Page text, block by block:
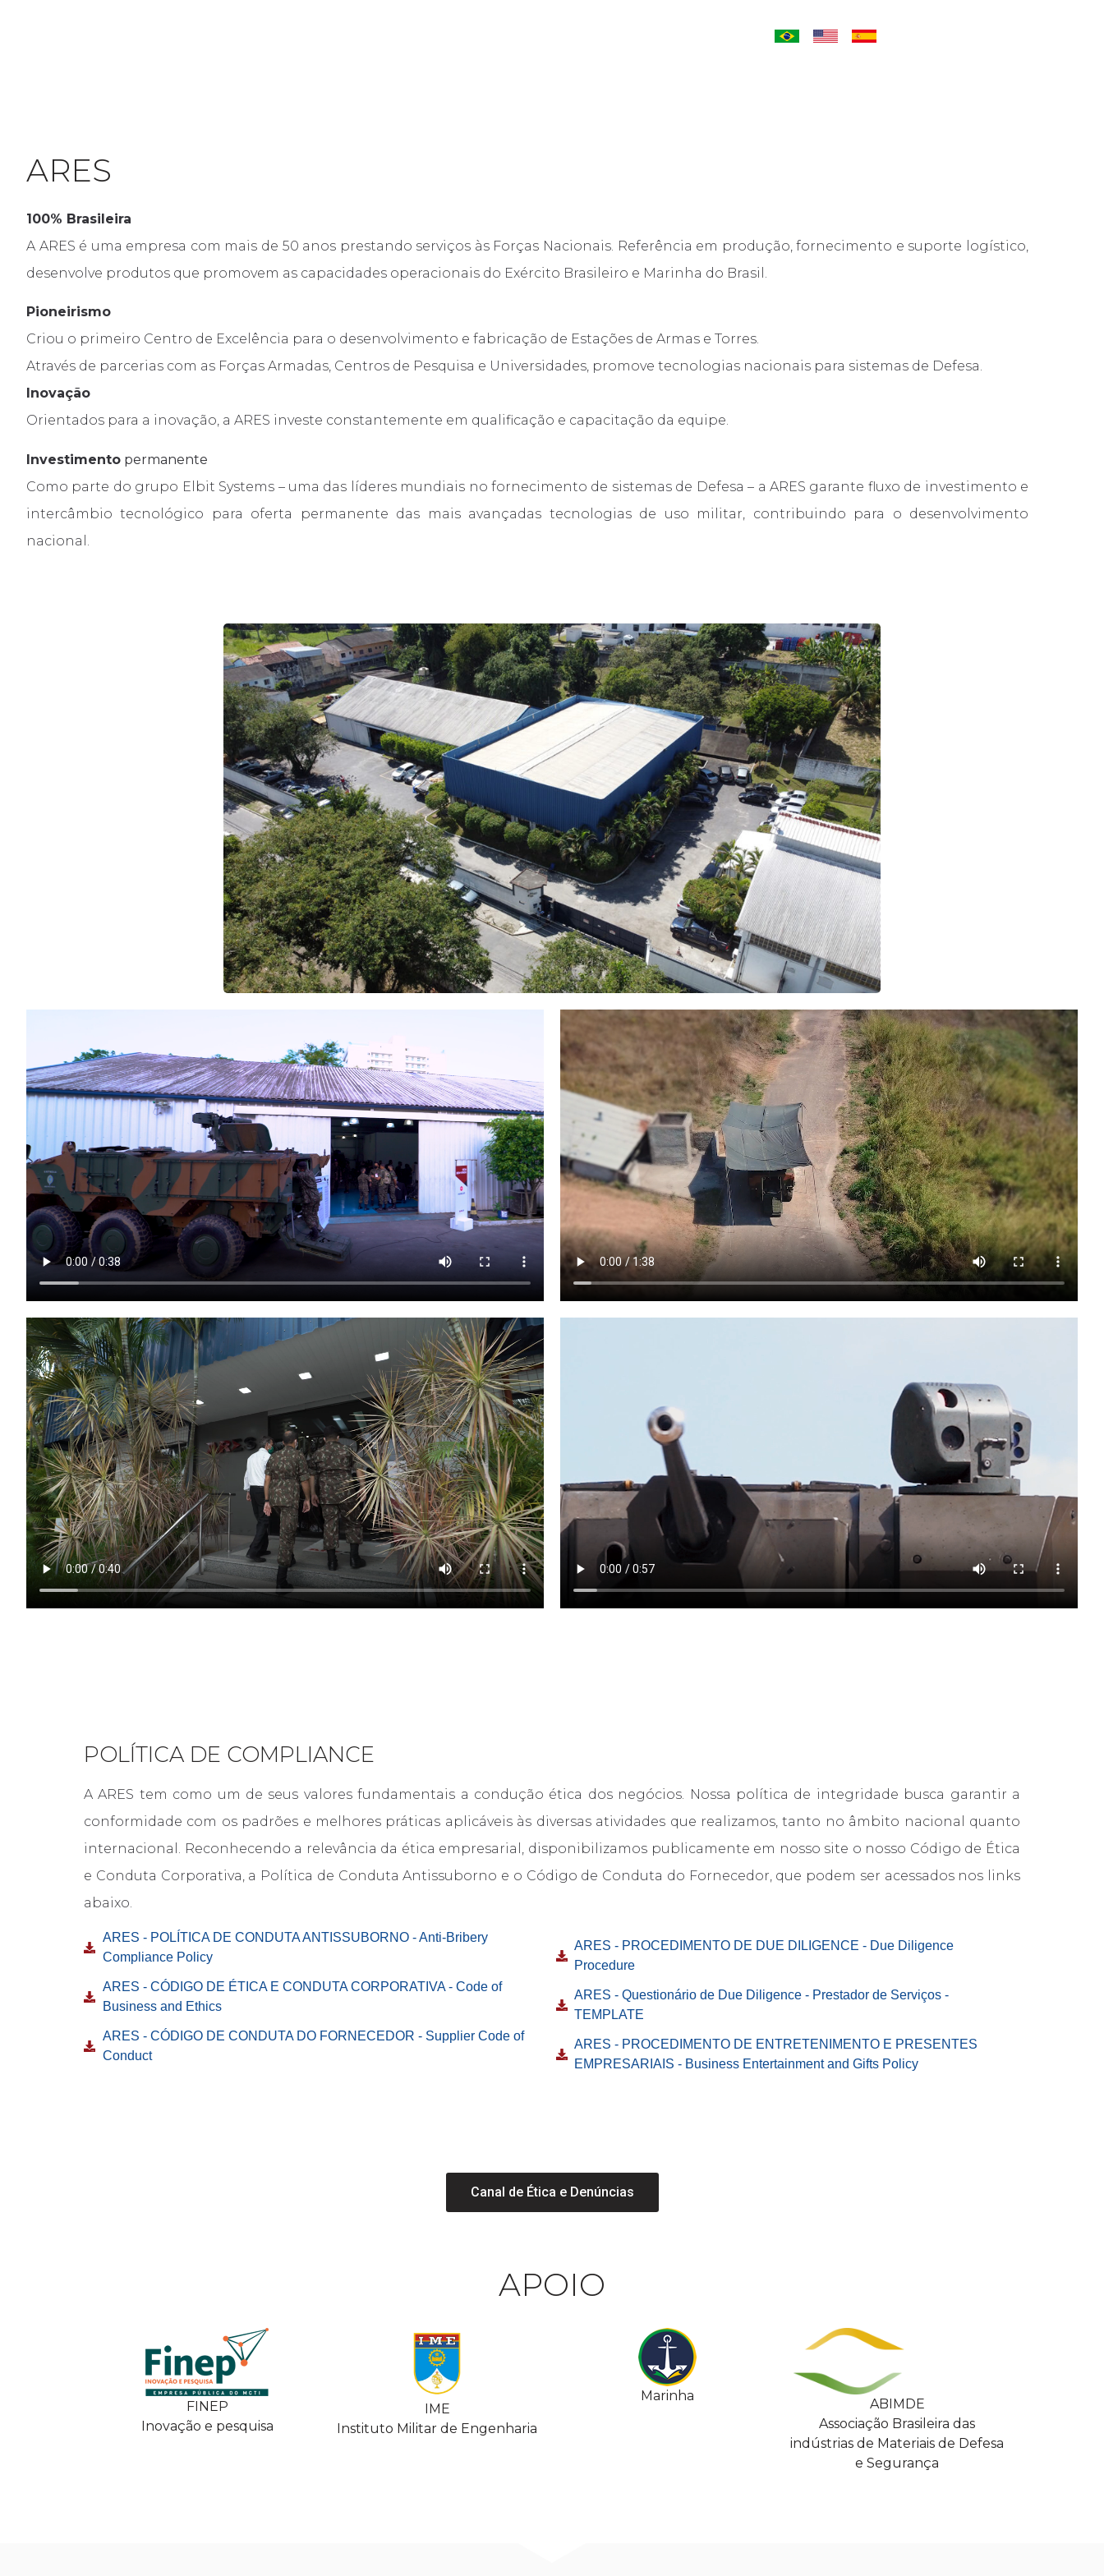
ARES
100% Brasileira
A ARES é uma empresa com mais de 50 anos prestando serviços às Forças Nacionais. Referência em produção, fornecimento e suporte logístico,
desenvolve produtos que promovem as capacidades operacionais do Exército Brasileiro e Marinha do Brasil.
Pioneirismo
Criou o primeiro Centro de Excelência para o desenvolvimento e fabricação de Estações de Armas e Torres.
Através de parcerias com as Forças Armadas, Centros de Pesquisa e Universidades, promove tecnologias nacionais para sistemas de Defesa.
Inovação
Orientados para a inovação, a ARES investe constantemente em qualificação e capacitação da equipe.
Investimento permanente
Como parte do grupo Elbit Systems – uma das líderes mundiais no fornecimento de sistemas de Defesa – a ARES garante fluxo de investimento e
intercâmbio tecnológico para oferta permanente das mais avançadas tecnologias de uso militar, contribuindo para o desenvolvimento
nacional.
POLÍTICA DE COMPLIANCE
A ARES tem como um de seus valores fundamentais a condução ética dos negócios. Nossa política de integridade busca garantir a
conformidade com os padrões e melhores práticas aplicáveis às diversas atividades que realizamos, tanto no âmbito nacional quanto
internacional. Reconhecendo a relevância da ética empresarial, disponibilizamos publicamente em nosso site o nosso Código de Ética
e Conduta Corporativa, a Política de Conduta Antissuborno e o Código de Conduta do Fornecedor, que podem ser acessados nos links
abaixo.
ARES - POLÍTICA DE CONDUTA ANTISSUBORNO - Anti-Bribery
Compliance Policy
ARES - CÓDIGO DE ÉTICA E CONDUTA CORPORATIVA - Code of
Business and Ethics
ARES - CÓDIGO DE CONDUTA DO FORNECEDOR - Supplier Code of
Conduct
ARES - PROCEDIMENTO DE DUE DILIGENCE - Due Diligence
Procedure
ARES - Questionário de Due Diligence - Prestador de Serviços -
TEMPLATE
ARES - PROCEDIMENTO DE ENTRETENIMENTO E PRESENTES
EMPRESARIAIS - Business Entertainment and Gifts Policy
Canal de Ética e Denúncias
APOIO
FINEP
Inovação e pesquisa
IME
Instituto Militar de Engenharia
Marinha
ABIMDE
Associação Brasileira das
indústrias de Materiais de Defesa
e Segurança